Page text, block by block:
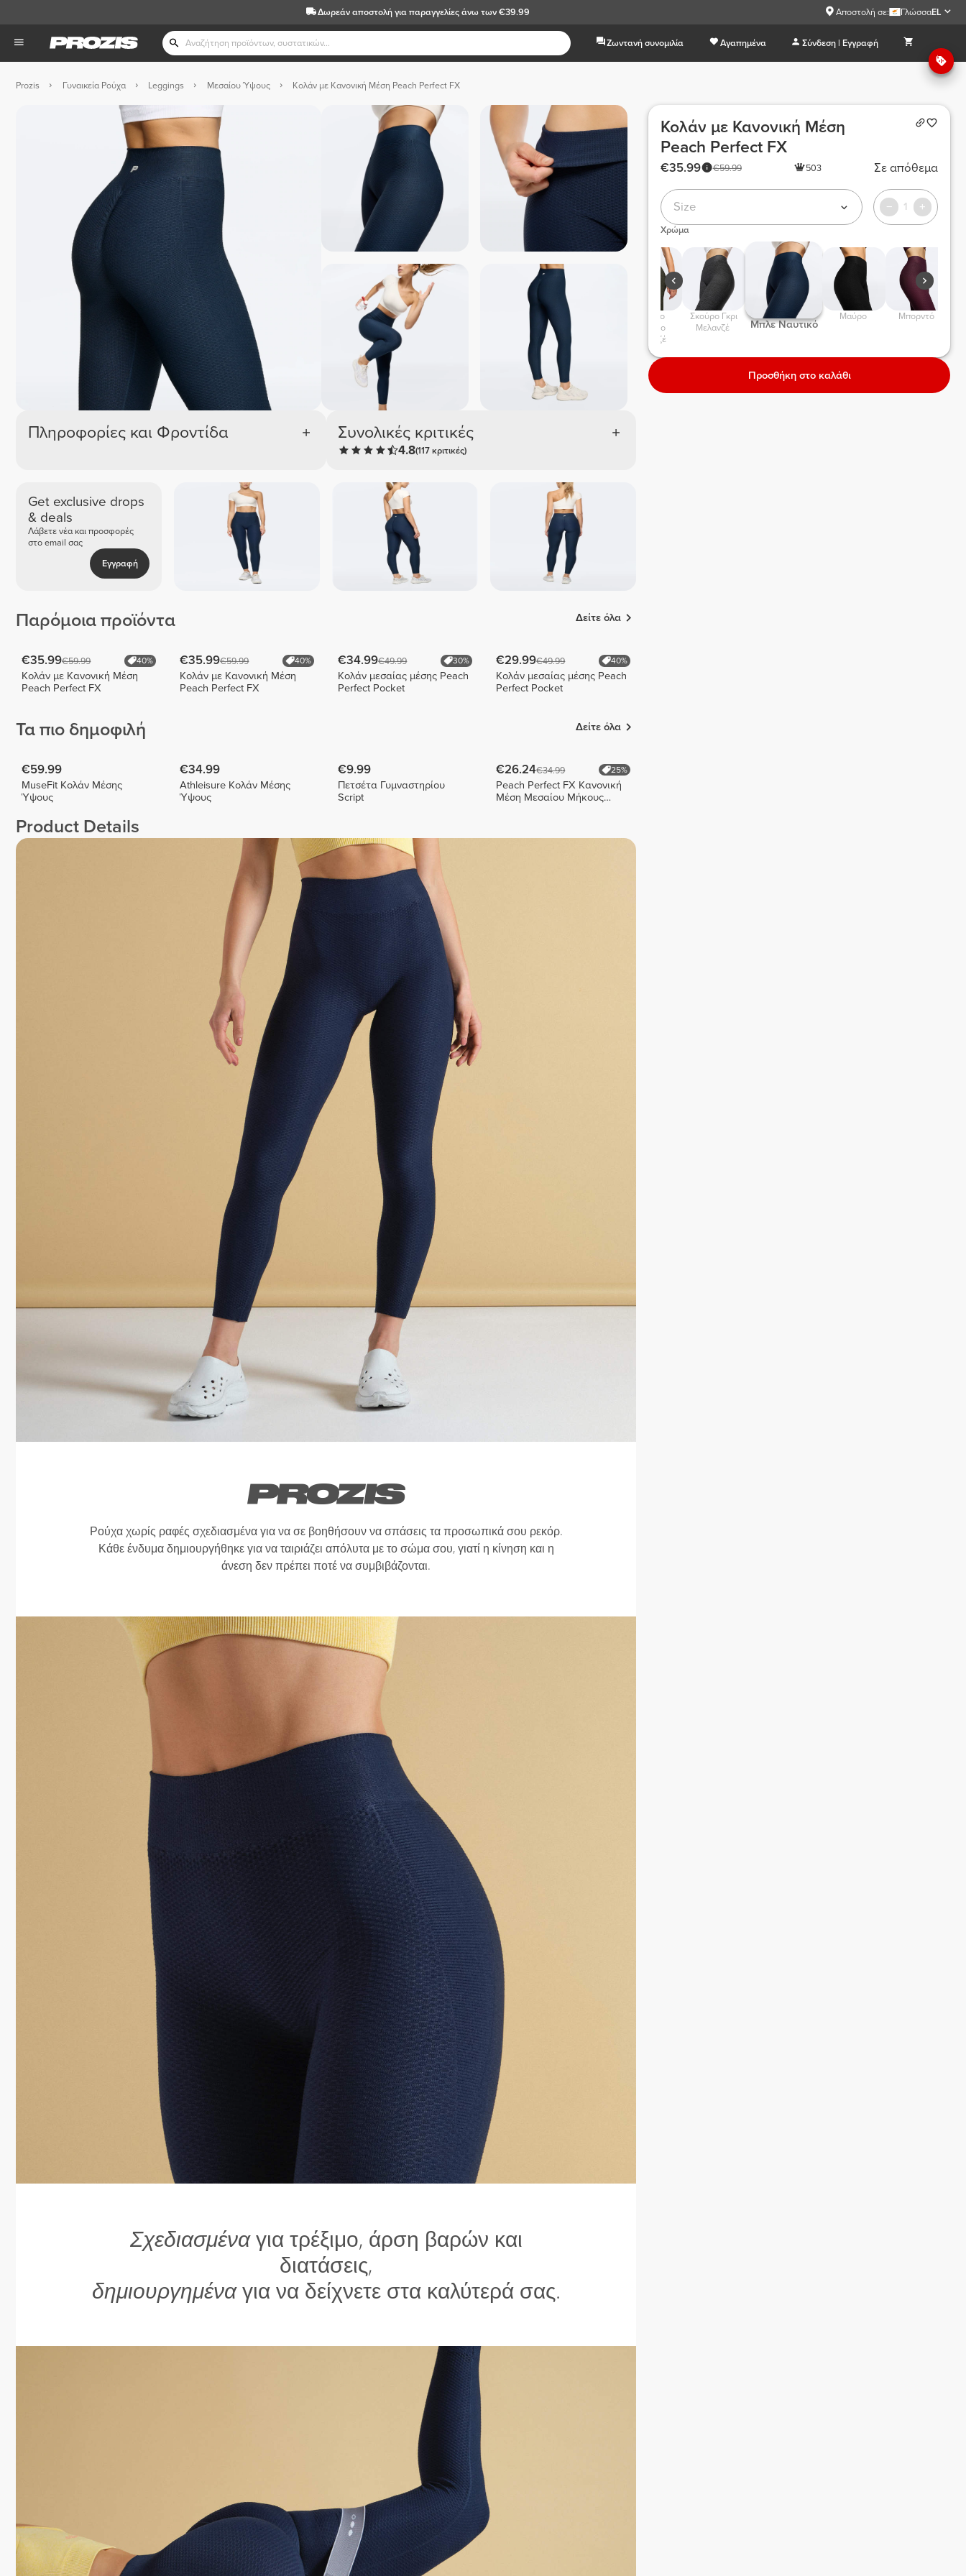
Δωρεάν αποστολήγια παραγγελίες άνω των €39.99 Αποστολή σε: ΓλώσσαEL
Ζωντανή συνομιλία Αγαπημένα Σύνδεση | Εγγραφή
Prozis Γυναικεία Ρούχα Leggings Μεσαίου Ύψους Κολάν με Κανονική Μέση Peach Perfect FX
Πληροφορίες και Φροντίδα Συνολικές κριτικές
4.8(117 κριτικές)
Get exclusive drops
& deals
Λάβετε νέα και προσφορές
στο email σας
Εγγραφή
Παρόμοια προϊόντα Δείτε όλα
€35.99€59.99 40%
Κολάν με Κανονική Μέση
Peach Perfect FX
€35.99€59.99 40%
Κολάν με Κανονική Μέση
Peach Perfect FX
€34.99€49.99 30%
Κολάν μεσαίας μέσης Peach
Perfect Pocket
€29.99€49.99 40%
Κολάν μεσαίας μέσης Peach
Perfect Pocket
Τα πιο δημοφιλή Δείτε όλα
€59.99
MuseFit Κολάν Μέσης
Ύψους
€34.99
Athleisure Κολάν Μέσης
Ύψους
€9.99
Πετσέτα Γυμναστηρίου
Script
€26.24€34.99 25%
Peach Perfect FX Κανονική
Μέση Μεσαίου Μήκους
Product Details
Ρούχα χωρίς ραφές σχεδιασμένα για να σε βοηθήσουν να σπάσεις τα προσωπικά σου ρεκόρ.
Κάθε ένδυμα δημιουργήθηκε για να ταιριάζει απόλυτα με το σώμα σου, γιατί η κίνηση και η
άνεση δεν πρέπει ποτέ να συμβιβάζονται.
Σχεδιασμέναγια τρέξιμο, άρση βαρών και
διατάσεις,
δημιουργημέναγια να δείχνετε στα καλύτερά σας.
Κολάν με Κανονική Μέση
Peach Perfect FX
€59.99
€35.99 503 Σε απόθεμα
Size 1
Χρώμα
Πράσινο
Μελανζέ
Σκούρο Γκρι
Μελανζέ
Μπλε Ναυτικό
Μαύρο Μπορντό
Προσθήκη στο καλάθι